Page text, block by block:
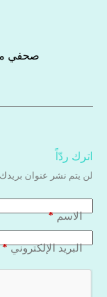
صحفي
اترك ردّاً
لن يتم نشر عنوان بريدك
الاسم*
البريد الإلكتروني*